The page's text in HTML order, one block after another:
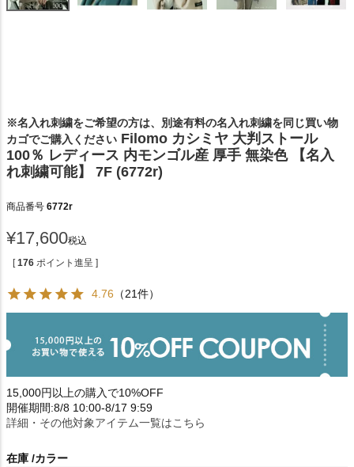
※名入れ刺繍をご希望の方は、別途有料の名入れ刺繍を同じ買い物
カゴでご購入ください Filomo カシミヤ 大判ストール
100％ レディース 内モンゴル産 厚手 無染色 【名入
れ刺繍可能】 7F (6772r)
商品番号 6772r
¥17,600税込
[ 176 ポイント進呈 ]
4.76 （21件）
15,000円以上の購入で10%OFF
開催期間:8/8 10:00-8/17 9:59
詳細・その他対象アイテム一覧はこちら
在庫 カラー